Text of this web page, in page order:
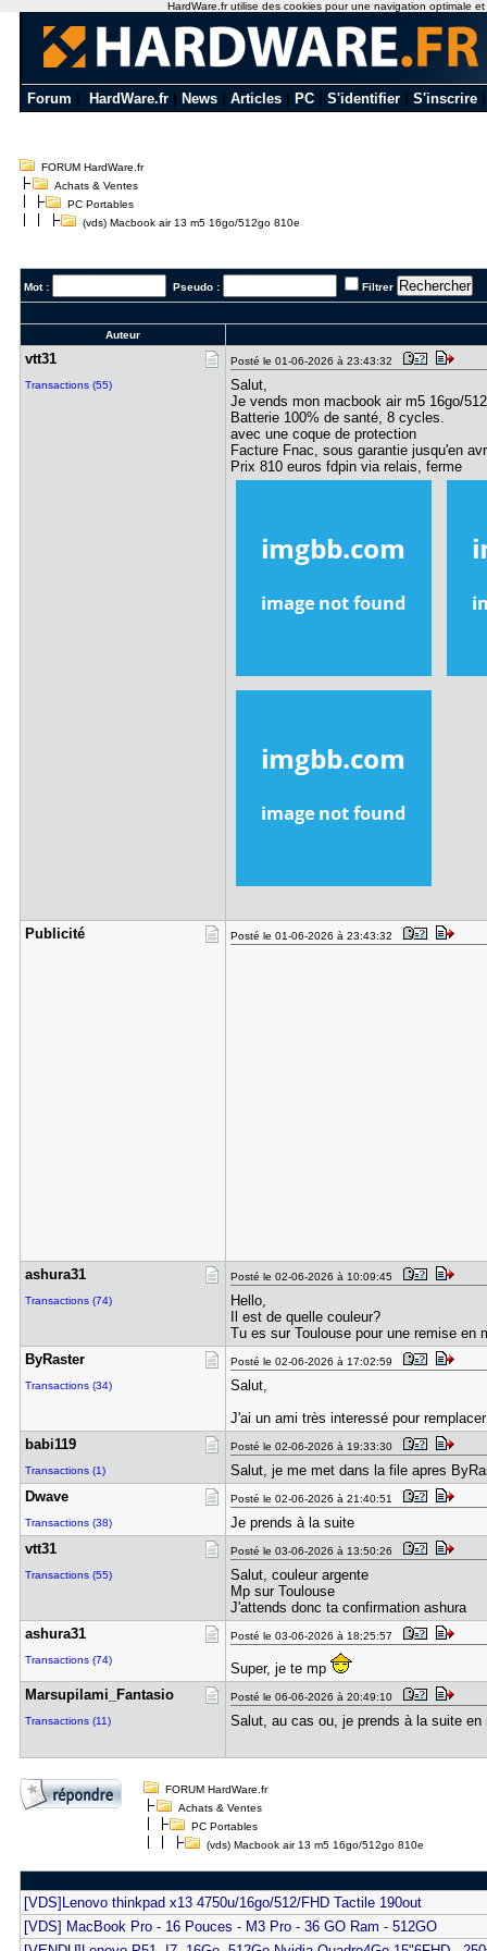
Forum HardWare.fr News Articles PC S'identifier S'inscrire
FORUM HardWare.fr
Achats & Ventes
PC Portables
(vds) Macbook air 13 m5 16go/512go 810e
Mot : Pseudo : Filtrer
Auteur
vtt31
Transactions (55)
Posté le 01-06-2026 à 23:43:32
Salut,
Je vends mon macbook air m5 16go/
Batterie 100% de santé, 8 cycles.
avec une coque de protection
Facture Fnac, sous garantie jusqu'en
Prix 810 euros fdpin via relais, ferme
Publicité Posté le 01-06-2026 à 23:43:32
ashura31
Transactions (74)
Posté le 02-06-2026 à 10:09:45
Hello,
Il est de quelle couleur?
Tu es sur Toulouse pour une remise en
ByRaster
Transactions (34)
Posté le 02-06-2026 à 17:02:59
Salut,
J'ai un ami très interessé pour
babi119
Transactions (1)
Posté le 02-06-2026 à 19:33:30
Salut, je me met dans la file apres
Dwave
Transactions (38)
Posté le 02-06-2026 à 21:40:51
Je prends à la suite
vtt31
Transactions (55)
Posté le 03-06-2026 à 13:50:26
Salut, couleur argente
Mp sur Toulouse
J'attends donc ta confirmation ashura
ashura31
Transactions (74)
Posté le 03-06-2026 à 18:25:57
Super, je te mp
Marsupilam​i_Fantasio
Transactions (11)
Posté le 06-06-2026 à 20:49:10
Salut, au cas ou, je prends à la suite en
FORUM HardWare.fr
Achats & Ventes
PC Portables
(vds) Macbook air 13 m5 16go/512go 810e
[VDS]Lenovo thinkpad x13 4750u/16go/512/FHD Tactile 190out
[VDS] MacBook Pro - 16 Pouces - M3 Pro - 36 GO Ram - 512GO
HardWare.fr utilise des cookies pour une navigation optimale